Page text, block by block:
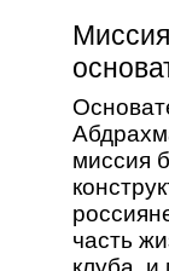
миссия
часть